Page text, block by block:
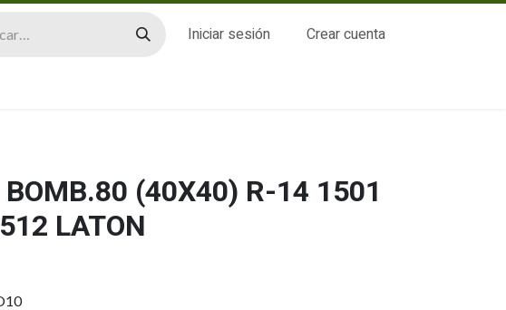
Iniciar sesión Crear cuenta
BOMB.80 (40X40) R-14 1501
LATON